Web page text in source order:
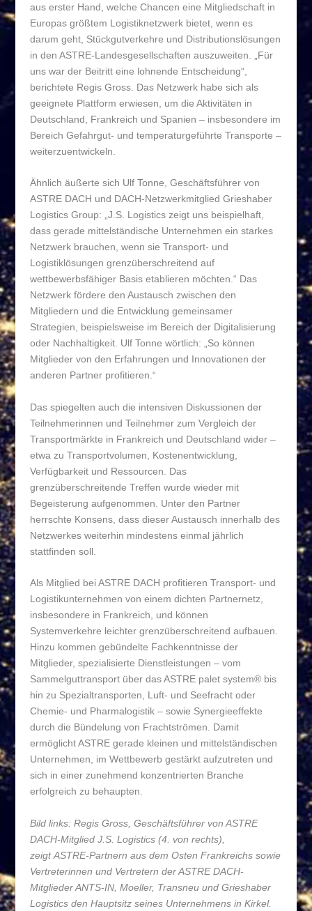
aus erster Hand, welche Chancen eine Mitgliedschaft in
Europas größtem Logistiknetzwerk bietet, wenn es
darum geht, Stückgutverkehre und Distributionslösungen
in den ASTRE-Landesgesellschaften auszuweiten. „Für
uns war der Beitritt eine lohnende Entscheidung“,
berichtete Regis Gross. Das Netzwerk habe sich als
geeignete Plattform erwiesen, um die Aktivitäten in
Deutschland, Frankreich und Spanien – insbesondere im
Bereich Gefahrgut- und temperaturgeführte Transporte –
weiterzuentwickeln.
Ähnlich äußerte sich Ulf Tonne, Geschäftsführer von
ASTRE DACH und DACH-Netzwerkmitglied Grieshaber
Logistics Group: „J.S. Logistics zeigt uns beispielhaft,
dass gerade mittelständische Unternehmen ein starkes
Netzwerk brauchen, wenn sie Transport- und
Logistiklösungen grenzüberschreitend auf
wettbewerbsfähiger Basis etablieren möchten.“ Das
Netzwerk fördere den Austausch zwischen den
Mitgliedern und die Entwicklung gemeinsamer
Strategien, beispielsweise im Bereich der Digitalisierung
oder Nachhaltigkeit. Ulf Tonne wörtlich: „So können
Mitglieder von den Erfahrungen und Innovationen der
anderen Partner profitieren.“
Das spiegelten auch die intensiven Diskussionen der
Teilnehmerinnen und Teilnehmer zum Vergleich der
Transportmärkte in Frankreich und Deutschland wider –
etwa zu Transportvolumen, Kostenentwicklung,
Verfügbarkeit und Ressourcen. Das
grenzüberschreitende Treffen wurde wieder mit
Begeisterung aufgenommen. Unter den Partner
herrschte Konsens, dass dieser Austausch innerhalb des
Netzwerkes weiterhin mindestens einmal jährlich
stattfinden soll.
Als Mitglied bei ASTRE DACH profitieren Transport- und
Logistikunternehmen von einem dichten Partnernetz,
insbesondere in Frankreich, und können
Systemverkehre leichter grenzüberschreitend aufbauen.
Hinzu kommen gebündelte Fachkenntnisse der
Mitglieder, spezialisierte Dienstleistungen – vom
Sammelguttransport über dasASTRE palet system®bis
hin zu Spezialtransporten, Luft- und Seefracht oder
Chemie- und Pharmalogistik – sowie Synergieeffekte
durch die Bündelung von Frachtströmen. Damit
ermöglicht ASTRE gerade kleinen und mittelständischen
Unternehmen, im Wettbewerb gestärkt aufzutreten und
sich in einer zunehmend konzentrierten Branche
erfolgreich zu behaupten.
Bild links: Regis Gross, Geschäftsführer von ASTRE
DACH-Mitglied J.S. Logistics (4. von rechts),
zeigt ASTRE-Partnern aus dem Osten Frankreichs sowie
Vertreterinnen und Vertretern der ASTRE DACH-
Mitglieder ANTS-IN, Moeller, Transneu und Grieshaber
Logistics den Hauptsitz seines Unternehmens in Kirkel.